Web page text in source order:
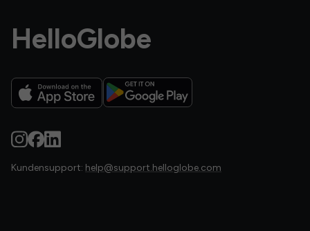
HelloGlobe
Kundensupport: help@support.helloglobe.com